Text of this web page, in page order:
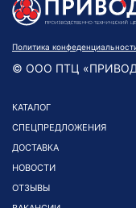
Политика
© ООО ПТЦ
КАТАЛОГ
СПЕЦПРЕДЛОЖЕНИЯ
ДОСТАВКА
НОВОСТИ
ОТЗЫВЫ